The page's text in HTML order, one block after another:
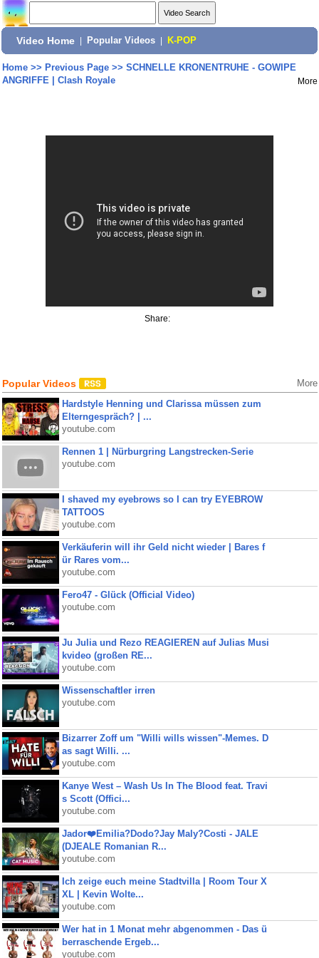
Video Home Popular Videos K-POP
Home>> Previous Page>> SCHNELLE KRONENTRUHE - GOWIPE
ANGRIFFE | Clash Royale
More
Share:
Popular Videos More
Hardstyle Henning und Clarissa müssen zum
Elterngespräch? | ...
youtube.com
Rennen 1 | Nürburgring Langstrecken-Serie
youtube.com
I shaved my eyebrows so I can try EYEBROW
TATTOOS
youtube.com
Verkäuferin will ihr Geld nicht wieder | Bares f
ür Rares vom...
youtube.com
Fero47 - Glück (Official Video)
youtube.com
Ju Julia und Rezo REAGIEREN auf Julias Musi
kvideo (großen RE...
youtube.com
Wissenschaftler irren
youtube.com
Bizarrer Zoff um "Willi wills wissen"-Memes. D
as sagt Willi. ...
youtube.com
Kanye West – Wash Us In The Blood feat. Travi
s Scott (Offici...
youtube.com
Jador❤️Emilia?Dodo?Jay Maly?Costi - JALE
(DJEALE Romanian R...
youtube.com
Ich zeige euch meine Stadtvilla | Room Tour X
XL | Kevin Wolte...
youtube.com
Wer hat in 1 Monat mehr abgenommen - Das ü
berraschende Ergeb...
youtube.com